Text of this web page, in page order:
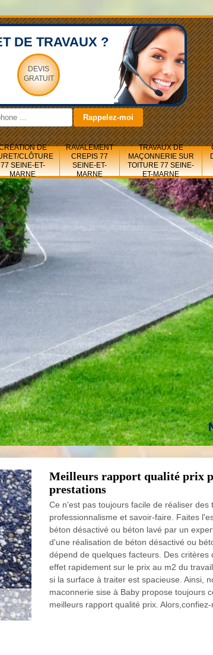
DE TRAVAUX ?
DEVIS
GRATUIT
DE
CLÔTURE
77 SEINE-ET-
MARNE
RAVALEMENT
CREPIS 77
SEINE-ET-
MARNE
TRAVAUX DE
MAÇONNERIE SUR
TOITURE 77 SEINE-
ET-MARNE
Meilleurs rapport qualité prix
prestations
Ce n'est pas toujours facile de réaliser des
professionnalisme et savoir-faire. Faites
béton désactivé ou béton lavé par un
d'une réalisation de béton désactivé ou
dépend de quelques facteurs. Des critères
effet rapidement sur le prix au m2 du
si la surface à traiter est spacieuse. Ainsi,
maconnerie sise à Baby propose toujours
meilleurs rapport qualité prix. Alors,confiez-